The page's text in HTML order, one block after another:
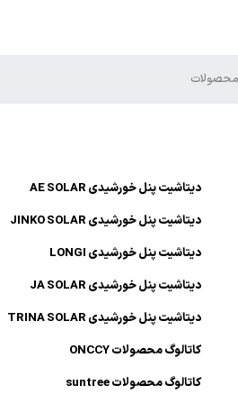
دیتاشیت پنل خورشیدی AE SOLAR
دیتاشیت پنل خورشیدی JINKO SOLAR
دیتاشیت پنل خورشیدی LONGI
دیتاشیت پنل خورشیدی JA SOLAR
دیتاشیت پنل خورشیدی TRINA SOLAR
کاتالوگ محصولات ONCCY
کاتالوگ محصولات suntree